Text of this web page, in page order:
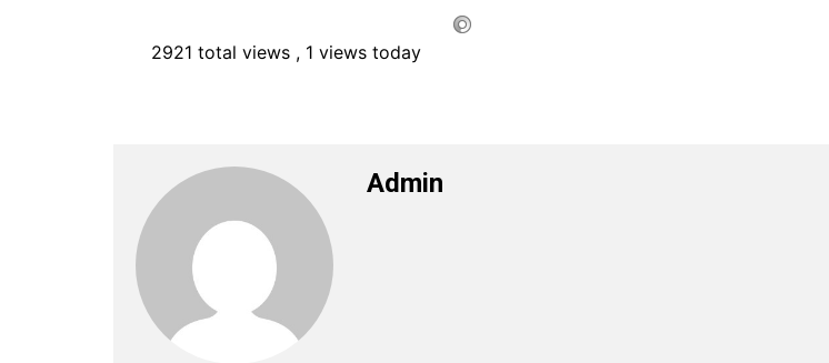
2921 total views , 1 views today
Admin